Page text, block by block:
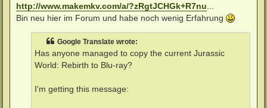
http://www.makemkv.com/a/?zRgtJCHGk+R7nu...
Bin neu hier im Forum und habe noch wenig Erfahrung
Google Translate wrote:
Has anyone managed to copy the current Jurassic
World: Rebirth to Blu-ray?
I'm getting this message: